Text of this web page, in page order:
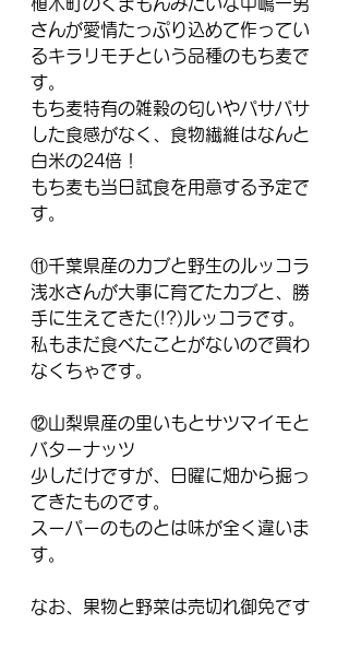
さんが愛情たっぷり込めて作ってい
るキラリモチという品種のもち麦で
す。
もち麦特有の雑穀の匂いやパサパサ
した食感がなく、食物繊維はなんと
白米の24倍！
もち麦も当日試食を用意する予定で
す。
⑪千葉県産のカブと野生のルッコラ
浅水さんが大事に育てたカブと、勝
手に生えてきた(!?)ルッコラです。
私もまだ食べたことがないので買わ
なくちゃです。
⑫山梨県産の里いもとサツマイモと
バターナッツ
少しだけですが、日曜に畑から掘っ
てきたものです。
スーパーのものとは味が全く違いま
す。
なお、果物と野菜は売切れ御免です